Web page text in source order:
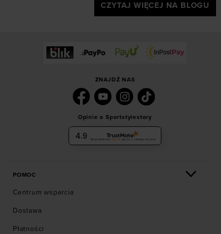
CZYTAJ WIĘCEJ NA BLOGU
ZNAJDŹ NAS
Opinie o Sportstylestory
4.9 Na podstawie 6036 opinii z całego okresu
POMOC
Centrum wsparcia
Dostawa
Płatności